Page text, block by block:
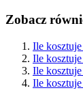
Zobacz
Ile
Ile
Ile
Ile